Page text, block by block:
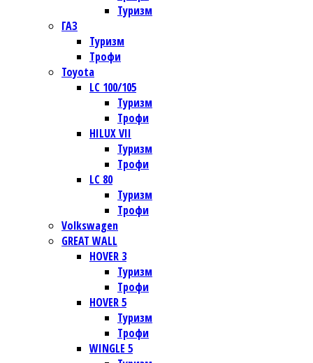
Туризм
ГАЗ
Туризм
Трофи
Toyota
LC 100/105
Туризм
Трофи
HILUX VII
Туризм
Трофи
LC 80
Туризм
Трофи
Volkswagen
GREAT WALL
HOVER 3
Туризм
Трофи
HOVER 5
Туризм
Трофи
WINGLE 5